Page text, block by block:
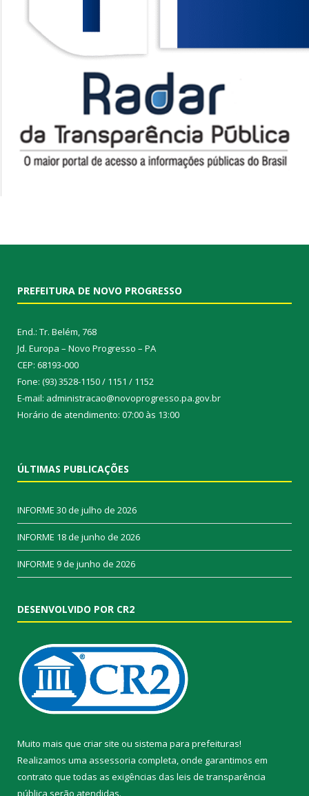
PREFEITURA DE NOVO PROGRESSO
End.: Tr. Belém, 768
Jd. Europa – Novo Progresso – PA
CEP: 68193-000
Fone: (93) 3528-1150 / 1151 / 1152
E-mail: administracao@novoprogresso.pa.gov.br
Horário de atendimento: 07:00 às 13:00
ÚLTIMAS PUBLICAÇÕES
INFORME 30 de julho de 2026
INFORME 18 de junho de 2026
INFORME 9 de junho de 2026
DESENVOLVIDO POR CR2
Muito mais que criar site ou sistema para prefeituras!
Realizamos uma assessoria completa, onde garantimos em
contrato que todas as exigências das leis de transparência
pública serão atendidas.